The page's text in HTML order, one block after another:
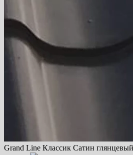
Grand Line Классик Сатин